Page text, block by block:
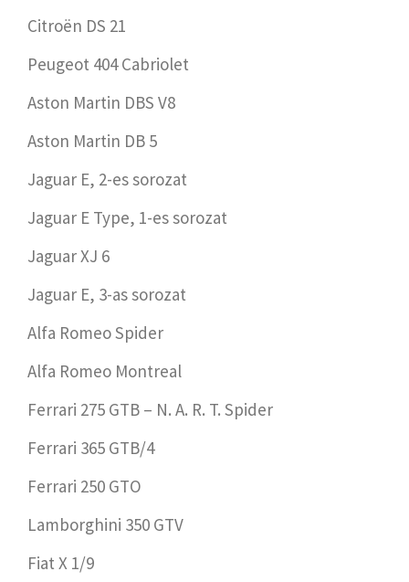
Citroën DS 21
Peugeot 404 Cabriolet
Aston Martin DBS V8
Aston Martin DB 5
Jaguar E, 2-es sorozat
Jaguar E Type, 1-es sorozat
Jaguar XJ 6
Jaguar E, 3-as sorozat
Alfa Romeo Spider
Alfa Romeo Montreal
Ferrari 275 GTB – N. A. R. T. Spider
Ferrari 365 GTB/4
Ferrari 250 GTO
Lamborghini 350 GTV
Fiat X 1/9